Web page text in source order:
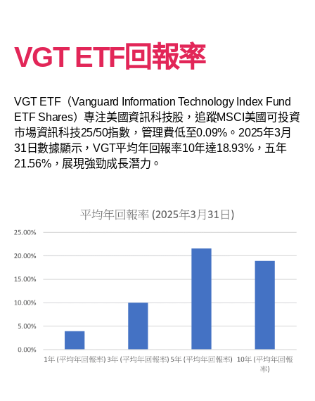
VGT ETF回報率
VGT ETF（Vanguard Information Technology Index Fund
ETF Shares）專注美國資訊科技股，追蹤MSCI美國可投資
市場資訊科技25/50指數，管理費低至0.09%。2025年3月
31日數據顯示，VGT平均年回報率10年達18.93%，五年
21.56%，展現強勁成長潛力。